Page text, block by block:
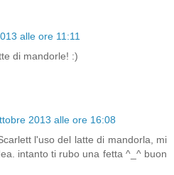
alle ore 11:11
di mandorle! :)
2013 alle ore 16:08
l'uso del latte di mandorla, mi
intanto ti rubo una fetta ^_^ buon